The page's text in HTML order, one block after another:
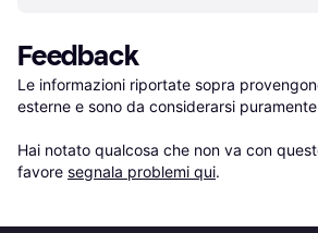
Feedback
Le informazioni riportate sopra
esterne e sono da considerarsi
Hai notato qualcosa che non va con
favore segnala problemi qui.